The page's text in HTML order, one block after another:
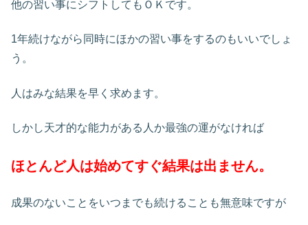
他の習い事にシフトしてもＯＫです。
1年続けながら同時にほかの習い事をするのもいいでしょ
う。
人はみな結果を早く求めます。
しかし天才的な能力がある人か最強の運がなければ
ほとんど人は始めてすぐ結果は出ません。
成果のないことをいつまでも続けることも無意味ですが